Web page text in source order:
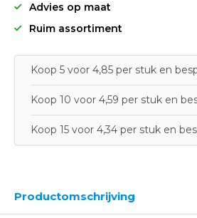
Advies op maat
Ruim assortiment
Koop 5 voor 4,85 per stuk en
Koop 10 voor 4,59 per stuk en
Koop 15 voor 4,34 per stuk en
Productomschrijving